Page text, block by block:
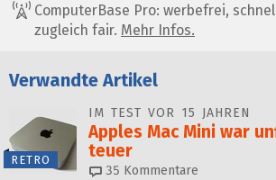
ComputerBase Pro: werbefrei,
zugleich fair. Mehr Infos.
Verwandte Artikel
RETRO
IM TEST VOR 15 JAHREN
Apples Mac Mini war
teuer
35 Kommentare